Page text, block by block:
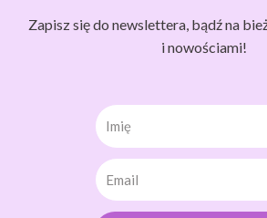
Zapisz się do newslettera, bądź na
i nowościami!
Imię